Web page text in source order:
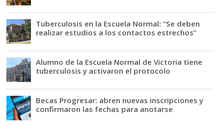
Tuberculosis en la Escuela Normal: “Se deben
realizar estudios a los contactos estrechos”
Alumno de la Escuela Normal de Victoria tiene
tuberculosis y activaron el protocolo
Becas Progresar: abren nuevas inscripciones y
confirmaron las fechas para anotarse